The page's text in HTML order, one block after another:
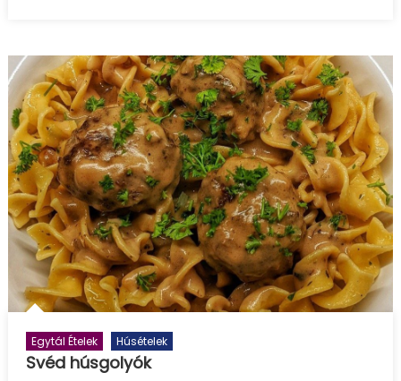
Egytál Ételek Húsételek
Svéd húsgolyók